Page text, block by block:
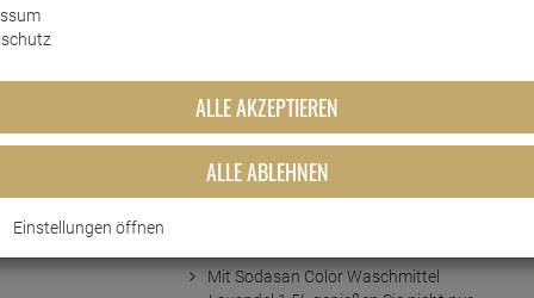
Vollwaschmittel
Lavendel 1,5L
Mit Sodasan Color Waschmittel
ALLE AKZEPTIEREN
ALLE ABLEHNEN
Einstellungen öffnen